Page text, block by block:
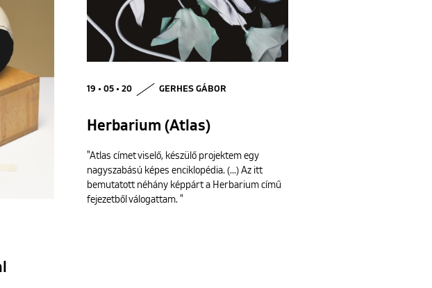
19 • 05 • 20 GERHES GÁBOR
Herbarium (Atlas)
"Atlas címet viselő, készülő projektem egy
nagyszabású képes enciklopédia. (...) Az itt
bemutatott néhány képpárt a Herbarium című
fejezetből válogattam. "